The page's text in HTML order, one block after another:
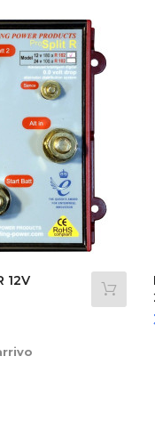
12V